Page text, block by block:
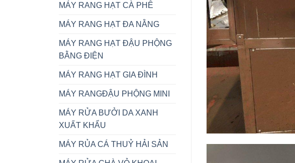
MÁY RANG HẠT CÀ PHÊ
MÁY RANG HẠT ĐA NẰNG
MÁY RANG HẠT ĐẬU PHỘNG
BẰNG ĐIỆN
MÁY RANG HẠT GIA ĐÌNH
MÁY RANGĐẬU PHỘNG MINI
MÁY RỬA BƯỞI DA XANH
XUẤT KHẨU
MÁY RỦA CÁ THUỶ HẢI SẢN